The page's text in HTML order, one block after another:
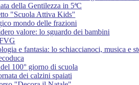
della Gentilezza in 5ªC
"Scuola Attiva Kids"
mondo delle frazioni
valore: lo sguardo dei bambini
e fantasia: lo schiaccianoci, musica e
100° giorno di scuola
dei calzini spaiati